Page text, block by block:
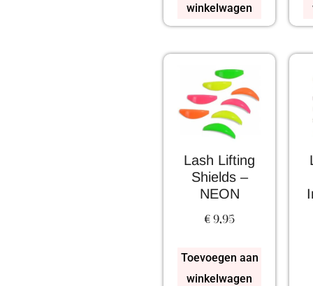
winkelwagen
Lash Lifting
Shields –
NEON
€9,95
Toevoegen aan
winkelwagen